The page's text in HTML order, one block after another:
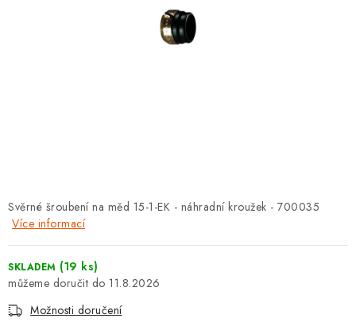
TOPENÁŘSKÁ AKADEMIE
O NÁS
🚚 STAV OBJEDNÁVKY
Svěrné šroubení na měd 15-1-EK - náhradní kroužek - 700035
Více informací
SKLADEM (19 ks)
11.8.2026
Možnosti doručení